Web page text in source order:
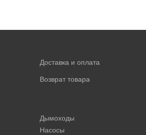
Доставка и оплата
Возврат товара
Дымоходы
Насосы